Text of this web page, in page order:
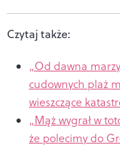
Czytaj także:
„Od dawna
cudownych plaż
wieszczące
„Mąż wygrał w
że polecimy do